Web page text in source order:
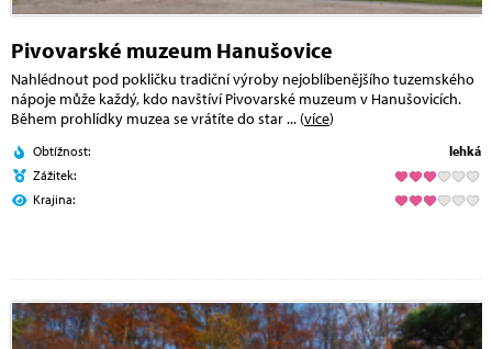
Pivovarské muzeum Hanušovice
Nahlédnout pod pokličku tradiční výroby nejoblíbenějšího tuzemského
nápoje může každý, kdo navštíví Pivovarské muzeum v Hanušovicích.
Během prohlídky muzea se vrátíte do star... (více)
Obtížnost:
lehká
Zážitek:
Krajina: